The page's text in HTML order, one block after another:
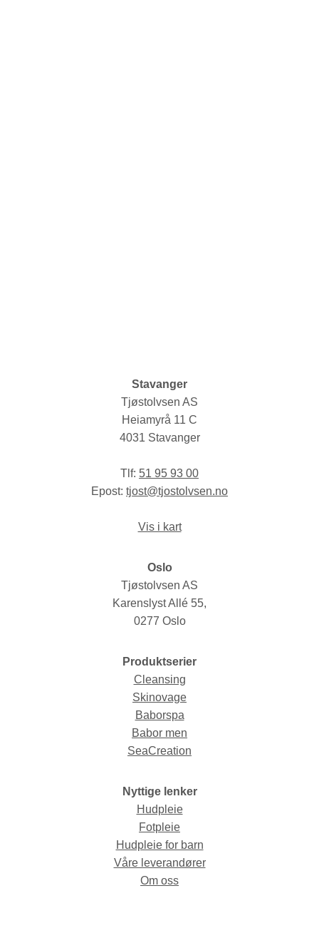
Stavanger
Tjøstolvsen AS
Heiamyrå 11 C
4031 Stavanger
Tlf: 51 95 93 00
Epost: tjost@tjostolvsen.no
Vis i kart
Oslo
Tjøstolvsen AS
Karenslyst Allé 55,
0277 Oslo
Produktserier
Cleansing
Skinovage
Baborspa
Babor men
SeaCreation
Nyttige lenker
Hudpleie
Fotpleie
Hudpleie for barn
Våre leverandører
Om oss